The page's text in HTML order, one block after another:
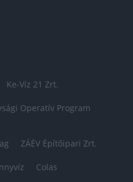
Ke-Víz 21 Zrt.
Operatív Program
ZÁÉV Építőipari Zrt.
Colas